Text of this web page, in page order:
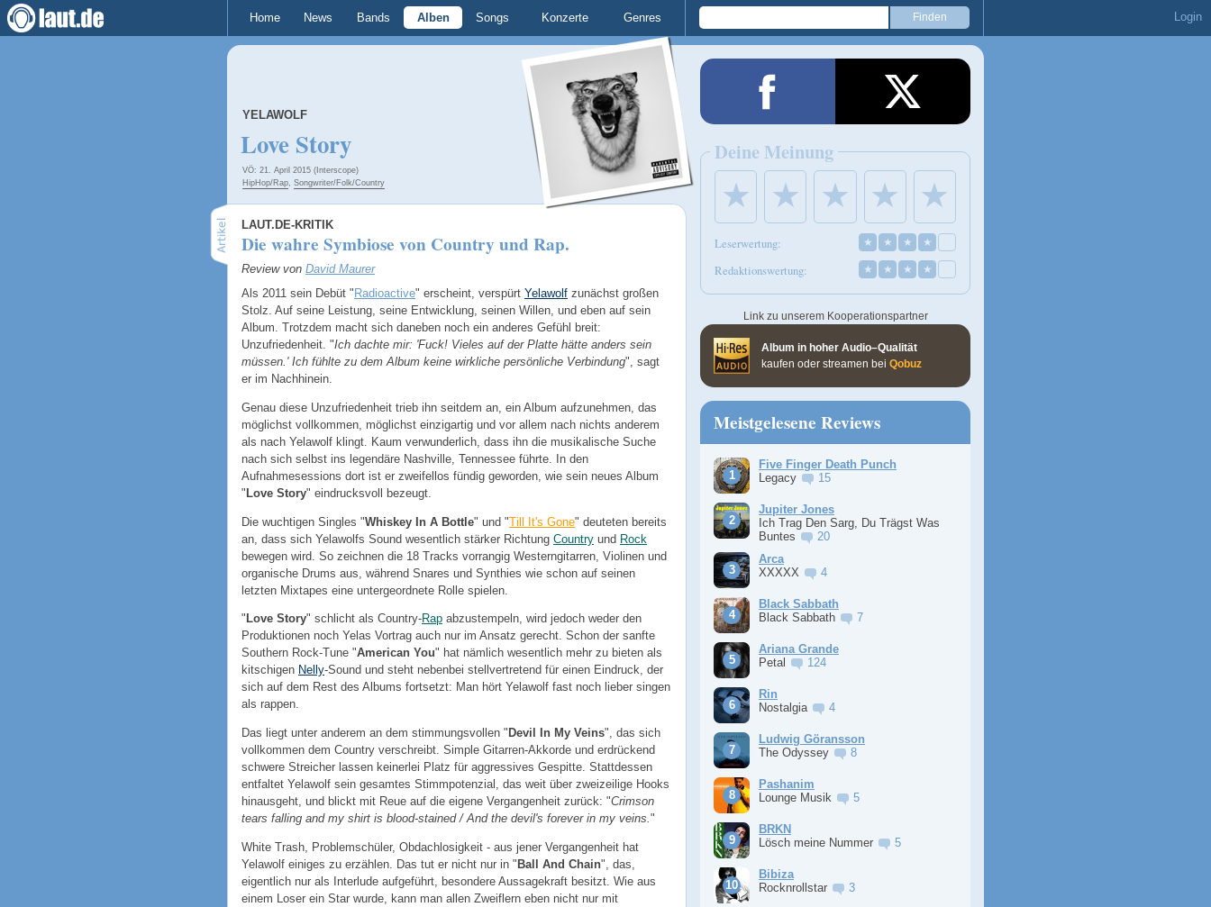
Home News Bands Alben Songs Konzerte Genres Login
YELAWOLF
Love Story
VÖ: 21. April 2015 (Interscope)
HipHop/Rap, Songwriter/Folk/Country
LAUT.DE-KRITIK
Die wahre Symbiose von Country und Rap.
Review von David Maurer
Als 2011 sein Debüt " Radioactive" erscheint, verspürt Yelawolf zunächst großen
Stolz. Auf seine Leistung, seine Entwicklung, seinen Willen, und eben auf sein
Album. Trotzdem macht sich daneben noch ein anderes Gefühl breit:
Unzufriedenheit. "Ich dachte mir: 'Fuck! Vieles auf der Platte hätte anders sein
müssen.' Ich fühlte zu dem Album keine wirkliche persönliche Verbindung", sagt
er im Nachhinein.
Genau diese Unzufriedenheit trieb ihn seitdem an, ein Album aufzunehmen, das
möglichst vollkommen, möglichst einzigartig und vor allem nach nichts anderem
als nach Yelawolf klingt. Kaum verwunderlich, dass ihn die musikalische Suche
nach sich selbst ins legendäre Nashville, Tennessee führte. In den
Aufnahmesessions dort ist er zweifellos fündig geworden, wie sein neues Album
" Love Story" eindrucksvoll bezeugt.
Die wuchtigen Singles "Whiskey In A Bottle" und "Till It's Gone" deuteten bereits
an, dass sich Yelawolfs Sound wesentlich stärker Richtung Country und Rock
bewegen wird. So zeichnen die 18 Tracks vorrangig Westerngitarren, Violinen und
organische Drums aus, während Snares und Synthies wie schon auf seinen
letzten Mixtapes eine untergeordnete Rolle spielen.
" Love Story" schlicht als Country-Rap abzustempeln, wird jedoch weder den
Produktionen noch Yelas Vortrag auch nur im Ansatz gerecht. Schon der sanfte
Southern Rock-Tune "American You" hat nämlich wesentlich mehr zu bieten als
kitschigen Nelly-Sound und steht nebenbei stellvertretend für einen Eindruck, der
sich auf dem Rest des Albums fortsetzt: Man hört Yelawolf fast noch lieber singen
als rappen.
Das liegt unter anderem an dem stimmungsvollen " Devil In My Veins", das sich
vollkommen dem Country verschreibt. Simple Gitarren-Akkorde und erdrückend
schwere Streicher lassen keinerlei Platz für aggressives Gespitte. Stattdessen
entfaltet Yelawolf sein gesamtes Stimmpotenzial, das weit über zweizeilige Hooks
hinausgeht, und blickt mit Reue auf die eigene Vergangenheit zurück: "Crimson
tears falling and my shirt is blood-stained / And the devil's forever in my veins."
White Trash, Problemschüler, Obdachlosigkeit - aus jener Vergangenheit hat
Yelawolf einiges zu erzählen. Das tut er nicht nur in " Ball And Chain", das,
eigentlich nur als Interlude aufgeführt, besondere Aussagekraft besitzt. Wie aus
einem Loser ein Star wurde, kann man allen Zweiflern eben nicht nur mit
Deine Meinung
★ ★ ★ ★ ★
Leserwertung: ★ ★ ★ ★
Redaktionswertung: ★ ★ ★ ★
Link zu unserem Kooperationspartner
Album in hoher Audio–Qualität
kaufen oder streamen bei Qobuz
Meistgelesene Reviews
Five Finger Death Punch
Legacy
15
Jupiter Jones
Ich Trag Den Sarg, Du Trägst Was
Buntes
20
Arca
XXXXX
4
Black Sabbath
Black Sabbath
7
Ariana Grande
Petal
124
Rin
Nostalgia
4
Ludwig Göransson
The Odyssey
8
Pashanim
Lounge Musik
5
BRKN
Lösch meine Nummer
5
Bibiza
Rocknrollstar
3